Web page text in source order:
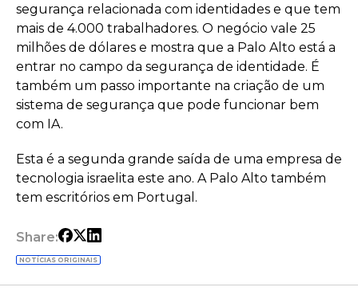
segurança relacionada com identidades e que tem
mais de 4.000 trabalhadores. O negócio vale 25
milhões de dólares e mostra que a Palo Alto está a
entrar no campo da segurança de identidade. É
também um passo importante na criação de um
sistema de segurança que pode funcionar bem
com IA.
Esta é a segunda grande saída de uma empresa de
tecnologia israelita este ano. A Palo Alto também
tem escritórios em Portugal.
Share:
NOTÍCIAS ORIGINAIS